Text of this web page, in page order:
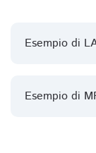
Esempio di
Esempio di